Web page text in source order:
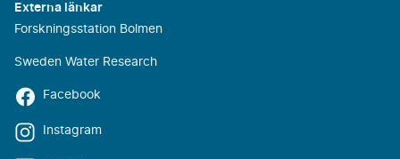
Externa länkar
Forskningsstation Bolmen
Sweden Water Research
Facebook
Instagram